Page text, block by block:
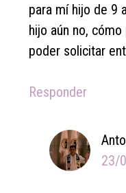
para mí hijo de 9
hijo aún no,
poder solicitar
Responder
23/